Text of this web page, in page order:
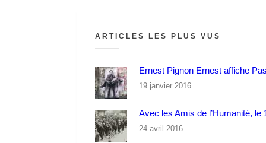
ARTICLES LES PLUS VUS
Ernest Pignon Ernest affiche
19 janvier 2016
Avec les Amis de l’Humanité, le
24 avril 2016